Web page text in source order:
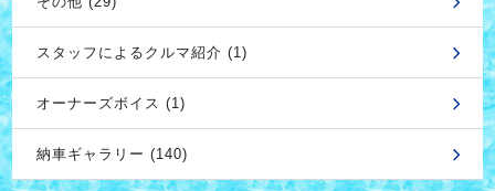
スタッフによるクルマ紹介 (1)
オーナーズボイス (1)
納車ギャラリー (140)